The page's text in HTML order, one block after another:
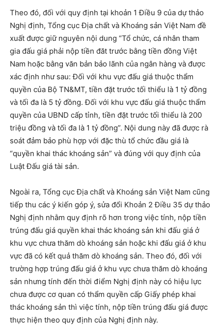
Theo đó, đối với quy định tại khoản 1 Điều 9 của dự thảo
Nghị định, Tổng cục Địa chất và Khoáng sản Việt Nam đề
xuất được giữ nguyên nội dung “Tổ chức, cá nhân tham
gia đấu giá phải nộp tiền đăt trước bằng tiền đồng Việt
Nam hoặc bằng văn bản bảo lãnh của ngân hàng và được
xác định như sau: Đối với khu vực đấu giá thuộc thẩm
quyền của Bộ TN&MT, tiền đặt trước tối thiểu là 1 tỷ đồng
và tối đa là 5 tỷ đồng. Đối với khu vực đấu giá thuộc thẩm
quyền của UBND cấp tỉnh, tiền đặt trước tối thiểu là 200
triệu đồng và tối đa là 1 tỷ đồng”. Nội dung này đã được rà
soát đảm bảo phù hợp với đặc thù tổ chức đầu giá là
“quyền khai thác khoáng sản” và đúng với quy định của
Luật Đấu giá tài sản.
Ngoài ra, Tổng cục Địa chất và Khoáng sản Việt Nam cũng
tiếp thu các ý kiến góp ý, sửa đổi Khoản 2 Điều 35 dự thảo
Nghị định nhằm quy định rõ hơn trong việc tính, nộp tiền
trúng đấu giá quyền khai thác khoáng sản khi đấu giá ở
khu vực chưa thăm dò khoáng sản hoặc khi đấu giá ở khu
vực đã có kết quả thăm dò khoáng sản. Theo đó, đối với
trường hợp trúng đấu giá ở khu vực chưa thăm dò khoáng
sản nhưng tính đến thời điểm Nghị định này có hiệu lực
chưa được cơ quan có thẩm quyền cấp Giấy phép khai
thác khoáng sản thì việc tính, nộp tiền trúng đấu giá được
thực hiện theo quy định của Nghị định này.